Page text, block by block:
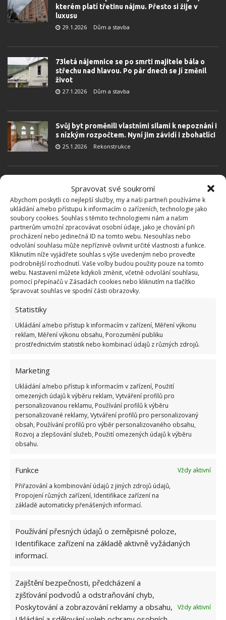
Spravovat své soukromí
Abychom poskytli co nejlepší služby, my a naši partneři používáme k
ukládání a/nebo přístupu k informacím o zařízeních, technologie jako
soubory cookies. Souhlas s těmito technologiemi nám a našim
partnerům umožní zpracovávat osobní údaje, jako je chování při
procházení nebo jedinečná ID na tomto webu. Nesouhlas nebo
odvolání souhlasu může nepříznivě ovlivnit určité vlastnosti a funkce.
Kliknutím níže vyjádřete souhlas s výše uvedeným nebo proveďte
podrobnější rozhodnutí. Vaše volby budou použity pouze na tomto
webu. Nastavení můžete kdykoli změnit, včetně odvolání souhlasu,
pomocí přepínačů v Zásadách cookies nebo kliknutím na tlačítko
Spravovat souhlas ve spodní části obrazovky.
Statistiky
Ukládání a/nebo přístup k informacím v zařízení, Měření výkonu
reklam, Měření výkonu obsahu, Porozumění publiku
prostřednictvím statistik nebo kombinací údajů z různých zdrojů.
Marketing
Ukládání a/nebo přístup k informacím v zařízení, Použití
omezených údajů k výběru reklam, Vytváření profilů pro
personalizovanou reklamu, Používání profilů k výběru
personalizované reklamy, Vytváření profilů pro personalizovaný
obsah, Používání profilů pro výběr personalizovaného obsahu,
Rozvoj a zlepšování služeb, Použití omezených údajů k výběru
obsahu.
Funkce
Vždy aktivní
Přiřazování a kombinování údajů z jiných zdrojů údajů,
Propojení různých zařízení, Identifikace zařízení na
základě automaticky přenášených informací.
Používání přesných údajů o zeměpisné poloze,
Identifikace zařízení na základě aktivně vyžádaných
informací.
Zajištění bezpečnosti, předcházení a
zjišťování podvodů a odstraňování chyb,
Poskytování a zobrazování reklamy a obsahu,
Vždy aktivní
kterém platí třetinu nájmu. Přesto si žije v
luxusu
29.1.2026 Dům a stavba
73letá nájemnice se po smrti majitele bála o
střechu nad hlavou. Po pár dnech se jí změnil
život
27.1.2026 Dům a stavba
Svůj byt proměnili vlastními silami k nepoznání i
s nízkým rozpočtem. Nyní jim závidí i zbohatlíci
25.1.2026 Rekonstrukce
připomíná palác. Přestavba mu trvala přes 30
let
24.1.2026 Rekonstrukce
Architekt přestavěl maličký byt ze 70. let 20.
století na moderní a praktické bydlení
19.1.2026 Rekonstrukce
1 2
OBLÍBENÉ ČLÁNKY
Pokuta až 10 000 Kč hrozí za nesprávné sekání i
nesekání trávy. Záleží i na prostředku a lokaci
Kdo je zažil, bez problému získá 12 ze 12 bodů
12.5.2026
Test znalostí o každodenní realitě za
komunismu: 10 retro otázek ukáže, kdo má
Retro kvíz o oblíbených autech v dobách
socialismu: Tehdejší řidiči musí získat 10 z 10
bodů